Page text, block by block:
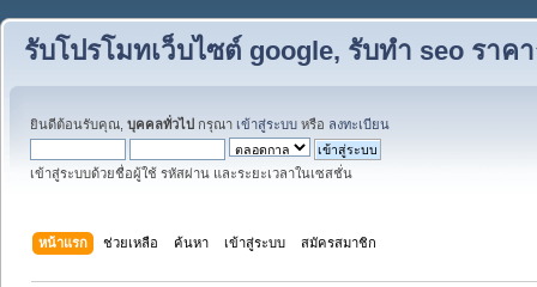
รับโปรโมทเว็บไซต์ google, รับทำ seo ราค
ยินดีต้อนรับคุณ, บุคคลทั่วไป กรุณา เข้าสู่ระบบ หรือ ลงทะเบียน
เข้าสู่ระบบด้วยชื่อผู้ใช้ รหัสผ่าน และระยะเวลาในเซสชั่น
หน้าแรก ช่วยเหลือ ค้นหา เข้าสู่ระบบ สมัครสมาชิก